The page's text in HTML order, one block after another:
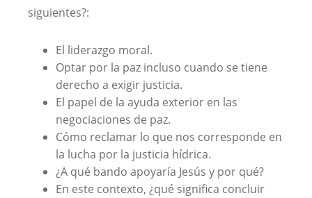
siguientes?:
El liderazgo moral.
Optar por la paz incluso cuando se tiene
derecho a exigir justicia.
El papel de la ayuda exterior en las
negociaciones de paz.
Cómo reclamar lo que nos corresponde en
la lucha por la justicia hídrica.
¿A qué bando apoyaría Jesús y por qué?
En este contexto, ¿qué significa concluir